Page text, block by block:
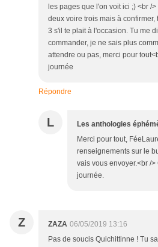
les pages que l'on voit ici ;) <br /
deux voire trois mais à
3 s'il te plait à l'occasion. Tu me
commander, je ne sais plus
attendre ou pas, merci pour
journée
Répondre
L Les anthologies
Merci pour tout,
renseignements sur le
vais vous envoyer.<br /
journée.
Z ZAZA 06/05/2019 13:16
Pas de soucis Quichittinne ! Tu